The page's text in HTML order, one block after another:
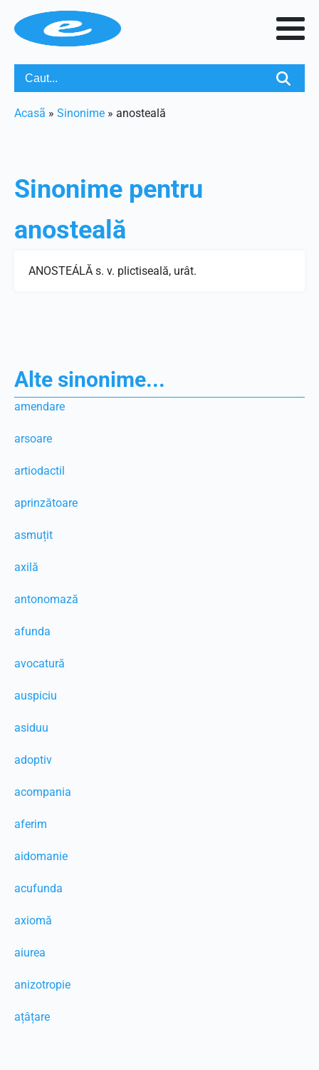
Acasã » Sinonime » anosteală
Sinonime pentru
anosteală
ANOSTEÁLĂ s. v. plictiseală, urât.
Alte sinonime...
amendare
arsoare
artiodactil
aprinzătoare
asmuțit
axilă
antonomază
afunda
avocatură
auspiciu
asiduu
adoptiv
acompania
aferim
aidomanie
acufunda
axiomă
aiurea
anizotropie
ațâțare